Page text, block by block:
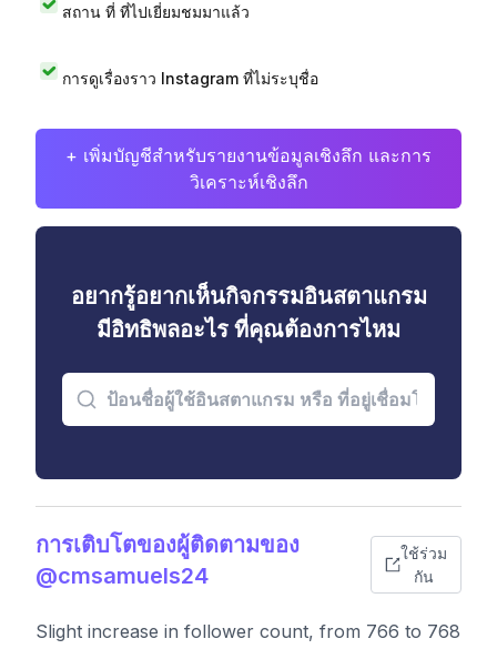
สถาน ที่ ที่ไปเยี่ยมชมมาแล้ว
การดูเรื่องราว Instagram ที่ไม่ระบุชื่อ
+ เพิ่มบัญชีสำหรับรายงานข้อมูลเชิงลึก และการ
วิเคราะห์เชิงลึก
อยากรู้อยากเห็นกิจกรรมอินสตาแกรม
มีอิทธิพลอะไร ที่คุณต้องการไหม
การเติบโตของผู้ติดตามของ
@cmsamuels24
ใช้ร่วม
กัน
Slight increase in follower count, from 766 to 768